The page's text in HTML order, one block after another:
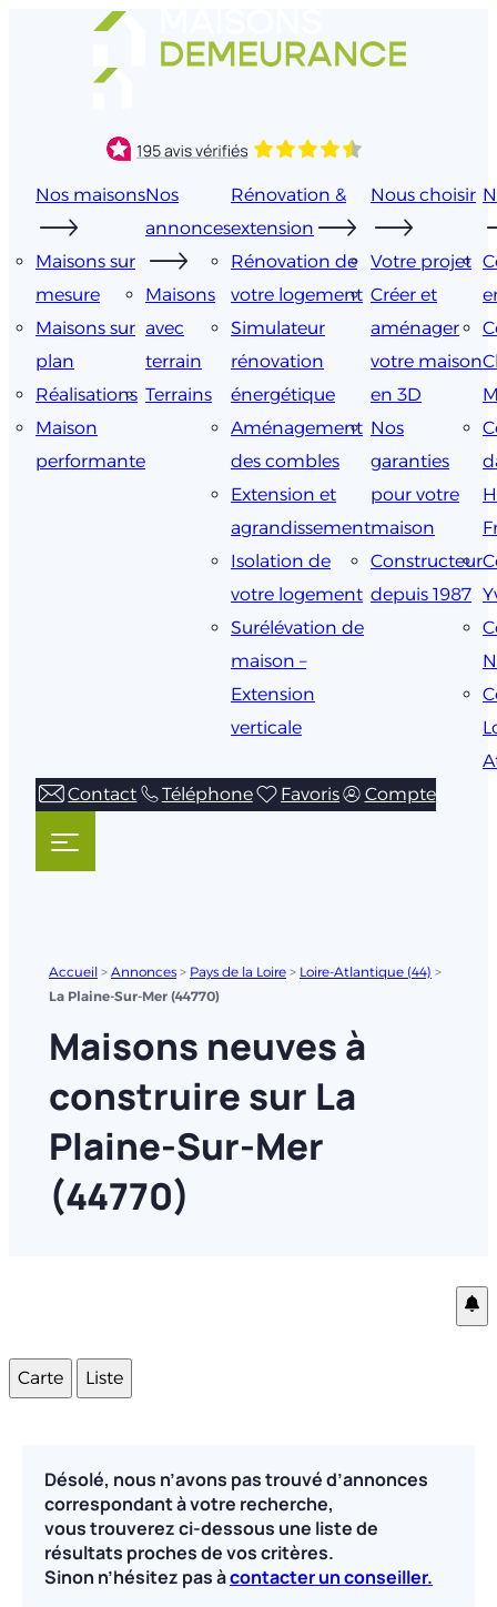
Nos maisons
Maisons sur
mesure
Maisons sur
plan
Réalisations
Maison
performante
Nos
annonces
Maisons
avec
terrain
Terrains
Rénovation &
extension
Rénovation de
votre logement
Simulateur
rénovation
énergétique
Aménagement
des combles
Extension et
agrandissement
Isolation de
votre logement
Surélévation de
maison –
Extension
verticale
Nous choisir
Votre projet
Créer et
aménager
votre maison
en 3D
Nos
garanties
pour votre
maison
Constructeur
depuis 1987
Contact
Téléphone Favoris Compte
Accueil > Annonces > Pays de la Loire > Loire-Atlantique (44) >
La Plaine-Sur-Mer (44770)
Maisons neuves à
construire sur La
Plaine-Sur-Mer
(44770)
Carte Liste
Désolé, nous n’avons pas trouvé d’annonces
correspondant à votre recherche,
vous trouverez ci-dessous une liste de
résultats proches de vos critères.
Sinon n’hésitez pas àcontacter un conseiller.